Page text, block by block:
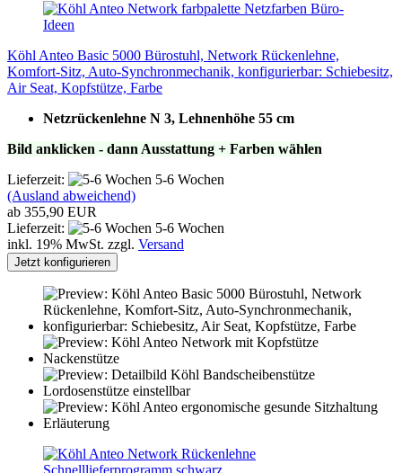
Köhl Anteo Basic 5000 Bürostuhl, Network Rückenlehne,
Komfort-Sitz, Auto-Synchronmechanik, konfigurierbar: Schiebesitz,
Air Seat, Kopfstütze, Farbe
Netzrückenlehne N 3, Lehnenhöhe 55 cm
Bild anklicken - dann Ausstattung + Farben wählen
Lieferzeit:
5-6 Wochen
(Ausland abweichend)
ab 355,90 EUR
Lieferzeit:
5-6 Wochen
inkl. 19% MwSt. zzgl. Versand
Jetzt konfigurieren